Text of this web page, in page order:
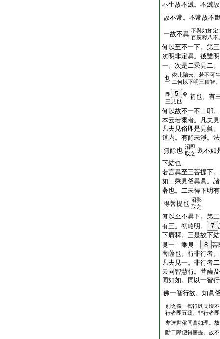
不生故不滅。不滅
故不常。不常故不
一故不異 不與如如定
百廣釋八不
何以至不一下。第
次明非定異。後雙
一。次是二乘見二。
也 依此隋云。若不可
二何以下明三種智
即 5
令
三見也
初也。有
何以故不一不二耶
本云若爾者。凡夫
凡夫見俗即是見眞
道内。有餘未淨。
無餘也 沼即
取之 既不如
下結也
若言異至三菩提下
如二乘見俗異眞。
著也。二未得下明
得菩提也 沼影
取之
何以至不異下。第
有三。初略明。
7
下廣釋。三是故下
見一二乘見二 8 菩
菩薩也。行非行者
凡夫見一。非行者
云同智慧行。菩薩
同如如。同以一智
佛一智行故。知眞
別之義。智行既同境
行者即五蘊。非行者
亦達世俗同眞如理。
斷二障便得菩提。故不